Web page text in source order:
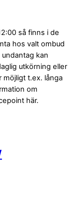
så finns i de
hos valt ombud
undantag kan
utkörning eller
möjligt t.ex. långa
om
här.